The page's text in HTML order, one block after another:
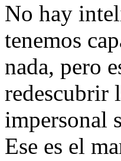
No hay
tenemos
nada, pero
redescubrir
impersonal
Ese es el